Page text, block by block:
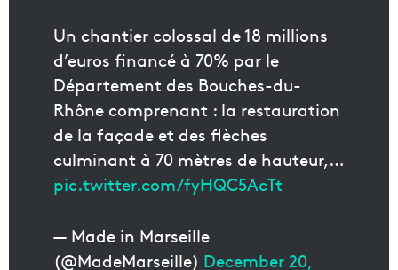
Un chantier colossal de 18 millions
d’euros financé à 70% par le
Département des Bouches-du-
Rhône comprenant : la restauration
de la façade et des flèches
culminant à 70 mètres de hauteur,…
pic.twitter.com/fyHQC5AcTt
— Made in Marseille
(@MadeMarseille) December 20,